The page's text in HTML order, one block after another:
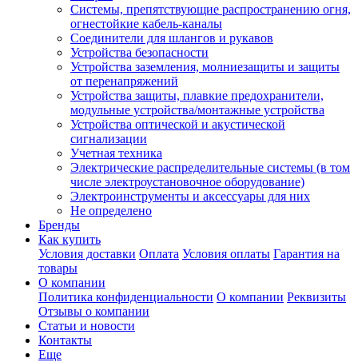
Системы, препятствующие распространению огня,
огнестойкие кабель-каналы
Соединители для шлангов и рукавов
Устройства безопасности
Устройства заземления, молниезащиты и защиты
от перенапряжений
Устройства защиты, плавкие предохранители,
модульные устройства/монтажные устройства
Устройства оптической и акустической
сигнализации
Учетная техника
Электрические распределительные системы (в том
числе электроустановочное оборудование)
Электроинструменты и аксессуары для них
Не определено
Бренды
Как купить
Условия доставки Оплата Условия оплаты Гарантия на
товары
О компании
Политика конфиденциальности О компании Реквизиты
Отзывы о компании
Статьи и новости
Контакты
Еще